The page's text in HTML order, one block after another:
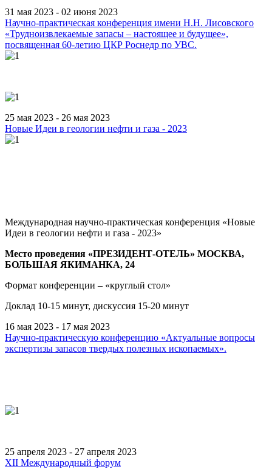
31 мая 2023 - 02 июня 2023
Научно-практическая конференция имени Н.Н. Лисовского
«Трудноизвлекаемые запасы – настоящее и будущее»,
посвященная 60-летию ЦКР Роснедр по УВС.
25 мая 2023 - 26 мая 2023
Новые Идеи в геологии нефти и газа - 2023
Международная научно-практическая конференция «Новые
Идеи в геологии нефти и газа - 2023»
Место проведения «ПРЕЗИДЕНТ-ОТЕЛЬ» МОСКВА,
БОЛЬШАЯ ЯКИМАНКА, 24
Формат конференции – «круглый стол»
Доклад 10-15 минут, дискуссия 15-20 минут
16 мая 2023 - 17 мая 2023
Научно-практическую конференцию «Актуальные вопросы
экспертизы запасов твердых полезных ископаемых».
25 апреля 2023 - 27 апреля 2023
XII Международный форум